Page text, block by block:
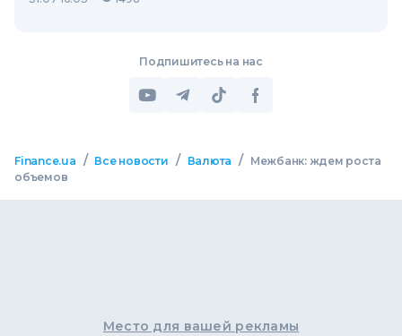
Подпишитесь на нас
Finance.ua / Все новости / Валюта /
Межбанк: ждем роста
объемов
Место для вашей рекламы